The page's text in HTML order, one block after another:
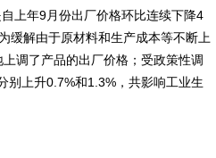
上年9月份出厂价格环比连续下降4
缓解由于原材料和生产成本等不断上
调了产品的出厂价格；受政策性调
别上升0.7%和1.3%，共影响工业生